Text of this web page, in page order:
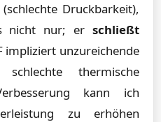
Druckbarkeit),
nicht nur; er schließt
impliziert unzureichende
schlechte thermische
kann ich
zu erhöhen